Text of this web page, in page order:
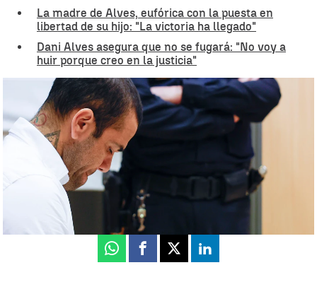
La madre de Alves, eufórica con la puesta en
libertad de su hijo: "La victoria ha llegado"
Dani Alves asegura que no se fugará: "No voy a
huir porque creo en la justicia"
La abogada de la víctima de Dani Alves, indignada |
Luis F. Castillo
Publicado:
20 de marzo de 2024, 16:50
Whatsapp
Facebook
X Linkedin